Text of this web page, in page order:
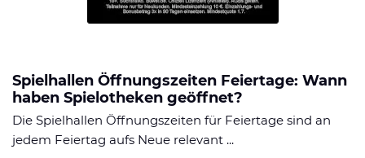
Spielhallen Öffnungszeiten Feiertage: Wann
haben Spielotheken geöffnet?
Die Spielhallen Öffnungszeiten für Feiertage sind an
jedem Feiertag aufs Neue relevant ...